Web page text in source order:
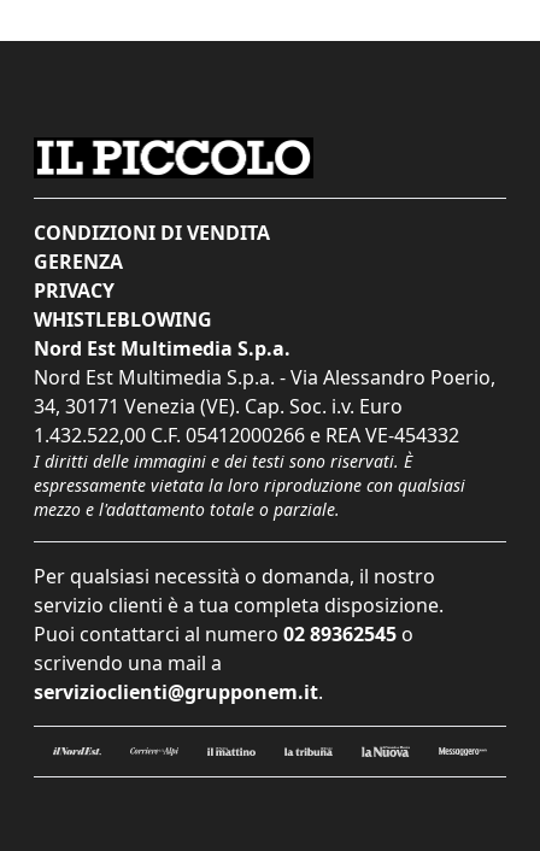
CONDIZIONI DI VENDITA
GERENZA
PRIVACY
WHISTLEBLOWING
Nord Est Multimedia S.p.a.
Nord Est Multimedia S.p.a. - Via Alessandro Poerio,
34, 30171 Venezia (VE). Cap. Soc. i.v. Euro
1.432.522,00 C.F. 05412000266 e REA VE-454332
I diritti delle immagini e dei testi sono riservati. È
espressamente vietata la loro riproduzione con qualsiasi
mezzo e l'adattamento totale o parziale.
Per qualsiasi necessità o domanda, il nostro
servizio clienti è a tua completa disposizione.
Puoi contattarci al numero 02 89362545 o
scrivendo una mail a
servizioclienti@grupponem.it.